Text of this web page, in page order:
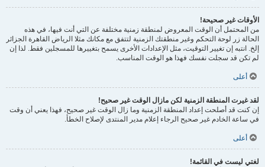
الأوقات غير صحيحة!
من المحتمل أن الوقت المعروض لمنطقة زمنية مختلفة عن التي أنت فيها، في هذه
الحالة زر لوحة التحكم وغير منطقتك الزمنية لتتفق مع مكانك مثلا الرياض القاهرة الجزائر
إلخ. انتبه إن تغيير التوقيت، مثل الإعدادات الأخرى يسمح بتغييرها للمسجلين فقط. لذا إن
لم تكن قد سجلت نفسك فهذا هو الوقت المناسب.
أعلى
لقد غيرت المنطقة الزمنية لكن مازال الوقت غير صحيح!
إن كنت قد أصلحت إعداد المنطقة الزمنية وما زال الوقت غير صحيح، فهذا يعني أن وقت
في ساعة الخادم غير صحيح الرجاء إعلام مدير المنتدى لإصلاح الخطأ.
أعلى
لغتي ليست في القائمة!